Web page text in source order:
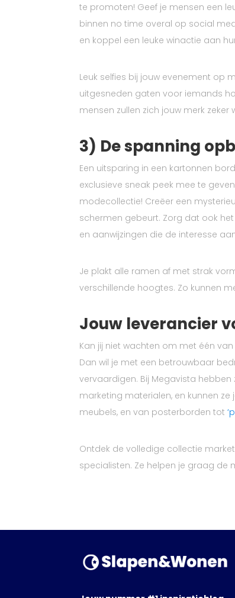
te promoten! Geef je mensen een
binnen no time overal op social
en koppel een leuke winactie aan
Leuk selfies bij jouw evenement op
uitgesneden gaten voor iemands
mensen zullen zich jouw merk zeker
3) De spanning
Een uitsparing in een kartonnen
exclusieve sneak peek mee te
modecollectie! Creëer een
schermen gebeurt. Zorg dat ook
en aanwijzingen die de interesse
Je plakt alle ramen af met strak
verschillende hoogtes. Zo kunnen
Jouw leverancier
Kan jij niet wachten om met één
Dan wil je met een betrouwbaar
vervaardigen. Bij Megavista
marketing materialen, en kunnen
meubels, en van posterborden tot
Ontdek de volledige collectie
specialisten. Ze helpen je graag de